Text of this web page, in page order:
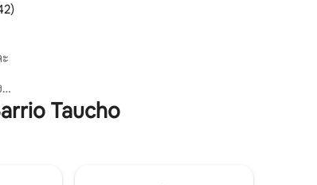
4.92 จาก 5, 442 รีวิว
Taucho